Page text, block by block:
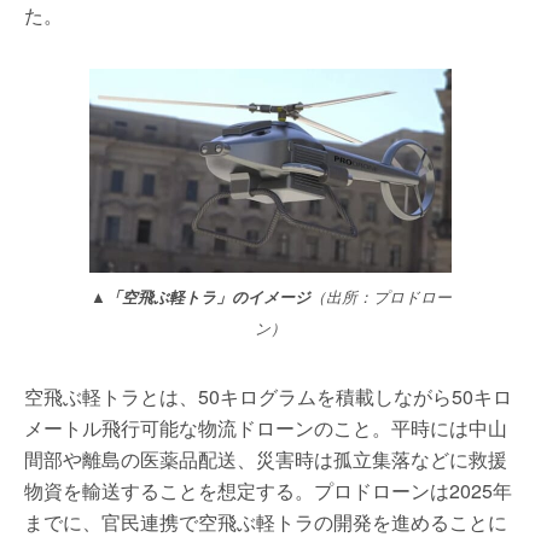
た。
▲「空飛ぶ軽トラ」のイメージ（出所：プロドロー
ン）
空飛ぶ軽トラとは、50キログラムを積載しながら50キロ
メートル飛行可能な物流ドローンのこと。平時には中山
間部や離島の医薬品配送、災害時は孤立集落などに救援
物資を輸送することを想定する。プロドローンは2025年
までに、官民連携で空飛ぶ軽トラの開発を進めることに